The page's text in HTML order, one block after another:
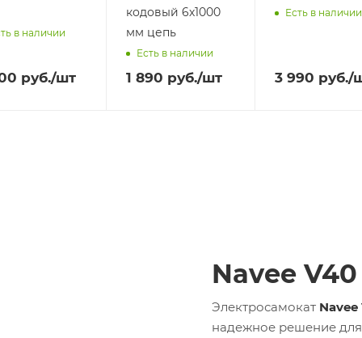
в наличии
руб./шт
кодовый 6х1000
мм цепь
Есть в наличии
1 890 руб./шт
Есть в наличии
3 990 руб./
Navee V40
Электросамокат Navee
надежное решение